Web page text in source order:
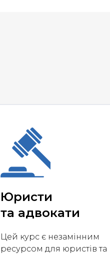
Юристи
та адвокати
Цей курс є незамінним
ресурсом для юристів та